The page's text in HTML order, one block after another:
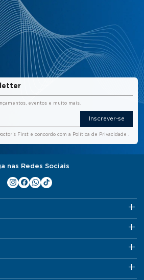
eventos e muito mais.
Inscrever-se
First e concordo com a Política de Privacidade
nas Redes Sociais